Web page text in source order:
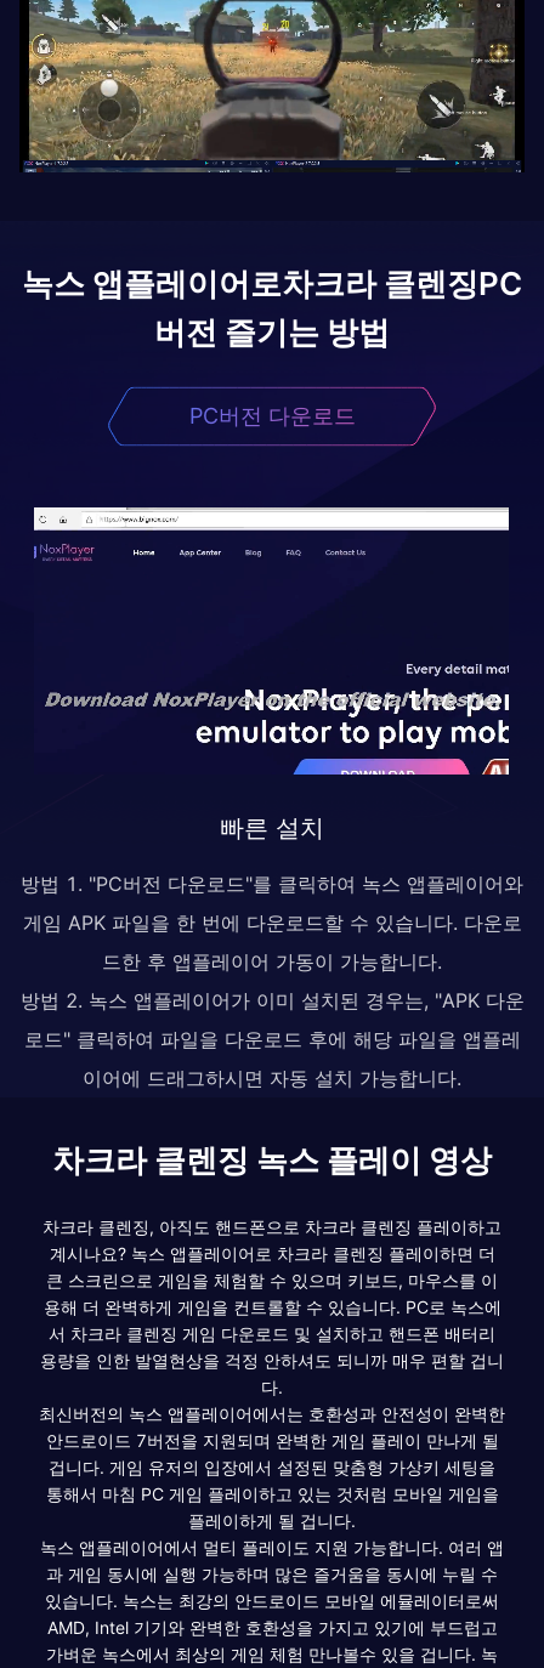
녹스 앱플레이어로차크라 클렌징PC
버전 즐기는 방법
PC버전 다운로드
빠른 설치
방법 1. "PC버전 다운로드"를 클릭하여 녹스 앱플레이어와
게임 APK 파일을 한 번에 다운로드할 수 있습니다. 다운로
드한 후 앱플레이어 가동이 가능합니다.
방법 2. 녹스 앱플레이어가 이미 설치된 경우는, "APK 다운
로드" 클릭하여 파일을 다운로드 후에 해당 파일을 앱플레
이어에 드래그하시면 자동 설치 가능합니다.
차크라 클렌징 녹스 플레이 영상
차크라 클렌징, 아직도 핸드폰으로 차크라 클렌징 플레이하고
계시나요? 녹스 앱플레이어로 차크라 클렌징 플레이하면 더
큰 스크린으로 게임을 체험할 수 있으며 키보드, 마우스를 이
용해 더 완벽하게 게임을 컨트롤할 수 있습니다. PC로 녹스에
서 차크라 클렌징 게임 다운로드 및 설치하고 핸드폰 배터리
용량을 인한 발열현상을 걱정 안하셔도 되니까 매우 편할 겁니
다.
최신버전의 녹스 앱플레이어에서는 호환성과 안전성이 완벽한
안드로이드 7버전을 지원되며 완벽한 게임 플레이 만나게 될
겁니다. 게임 유저의 입장에서 설정된 맞춤형 가상키 세팅을
통해서 마침 PC 게임 플레이하고 있는 것처럼 모바일 게임을
플레이하게 될 겁니다.
녹스 앱플레이어에서 멀티 플레이도 지원 가능합니다. 여러 앱
과 게임 동시에 실행 가능하며 많은 즐거움을 동시에 누릴 수
있습니다. 녹스는 최강의 안드로이드 모바일 에뮬레이터로써
AMD, Intel 기기와 완벽한 호환성을 가지고 있기에 부드럽고
가벼운 녹스에서 최상의 게임 체험 만나볼수 있을 겁니다. 녹